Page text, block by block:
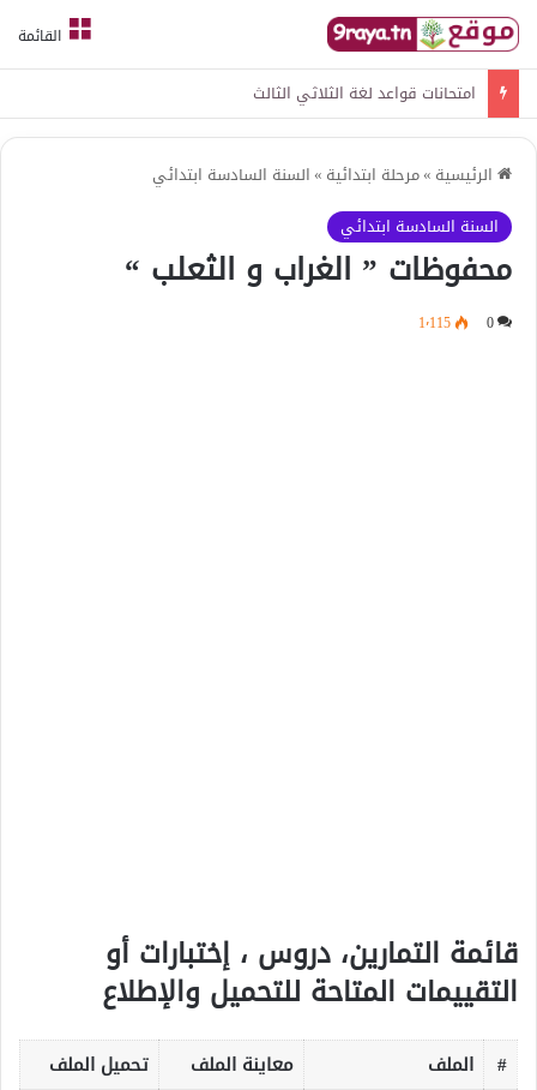
القائمة
امتحانات قواعد لغة الثلاثي الثالث
الرئيسية »مرحلة ابتدائية »السنة السادسة ابتدائي
السنة السادسة ابتدائي
محفوظات ” الغراب و الثعلب “
0 1٬115
قائمة التمارين، دروس ، إختبارات أو
التقييمات المتاحة للتحميل والإطلاع
# الملف معاينة الملف
تحميل الملف